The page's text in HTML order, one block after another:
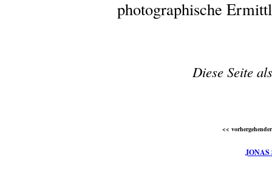
photographische
Diese Seite
<<